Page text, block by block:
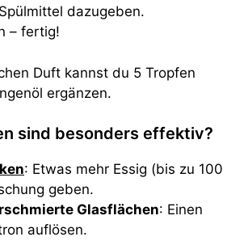
dazugeben.
– fertig!
Duft kannst du 5 Tropfen
ergänzen.
sind besonders effektiv?
: Etwas mehr Essig (bis zu 100
geben.
Glasflächen: Einen
auflösen.